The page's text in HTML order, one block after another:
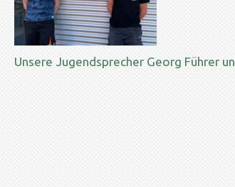
Unsere Jugendsprecher Georg Führer